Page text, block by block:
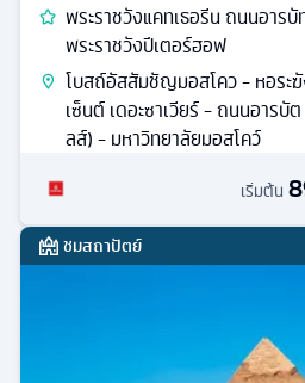
พระราชวังแคทเธอรีน ถนนอาร
พระราชวังปีเตอร์ฮอฟ
โบสถ์อัสสัมชัญมอสโคว - หอระ
เซ็นต์ เดอะซาเวียร์ - ถนนอารบั
ลส์) - มหาวิทยาลัยมอสโคว์
เริ่มต้น
ชมสถาปัตย์